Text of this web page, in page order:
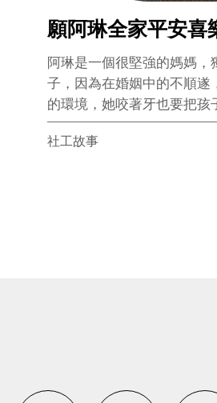
願阿琳全家平安喜
阿琳是一個很堅強的媽媽，
子，因為在婚姻中的不順遂
的環境，她咬著牙也要把孩
全的地方，因為害怕被找到
段躲躲藏藏的日子，盡力築
社工故事